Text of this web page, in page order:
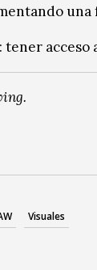
tener acceso
Visuales